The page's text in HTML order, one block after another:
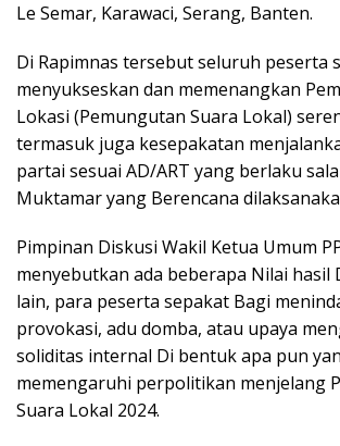
Le Semar, Karawaci, Serang, Banten.
Di Rapimnas tersebut seluruh peserta
menyukseskan dan memenangkan
Lokasi (Pemungutan Suara Lokal)
termasuk juga kesepakatan
partai sesuai AD/ART yang berlaku
Muktamar yang Berencana
Pimpinan Diskusi Wakil Ketua Umum
menyebutkan ada beberapa Nilai hasil
lain, para peserta sepakat Bagi
provokasi, adu domba, atau upaya
soliditas internal Di bentuk apa pun
memengaruhi perpolitikan menjelang
Suara Lokal 2024.